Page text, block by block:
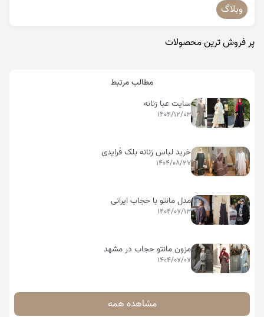
وبلاگ
پر فروش ترین محصولات
مطالب مرتبط
سایت عبا زنانه
1404/12/03
خرید لباس زنانه بلک فرایدی
1404/08/27
مدل مانتو با حجاب ایرانی
1404/07/13
مزون مانتو حجاب در مشهد
1404/07/07
مشاهده همه